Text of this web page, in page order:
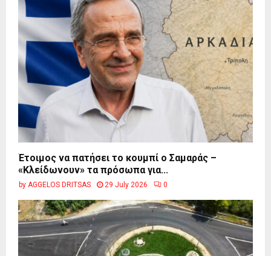
Έτοιμος να πατήσει το κουμπί ο Σαμαράς –
«Κλείδωνουν» τα πρόσωπα για...
by AGGELOS DRITSAS 29 July 2026 0